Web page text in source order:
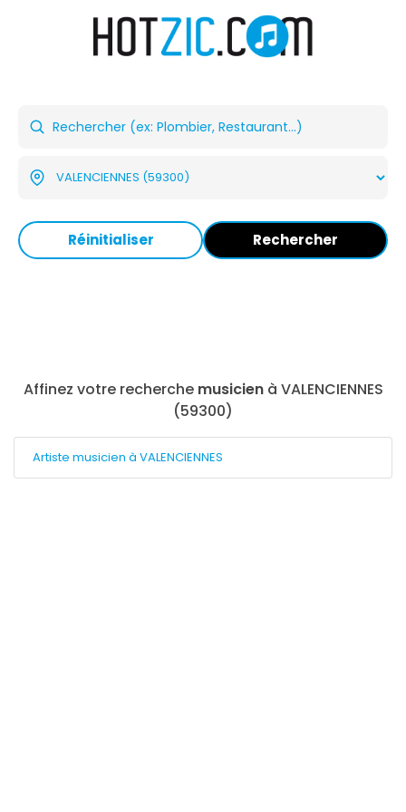
Réinitialiser Rechercher
Affinez votre recherche musicienà VALENCIENNES
(59300)
Artiste musicien à VALENCIENNES